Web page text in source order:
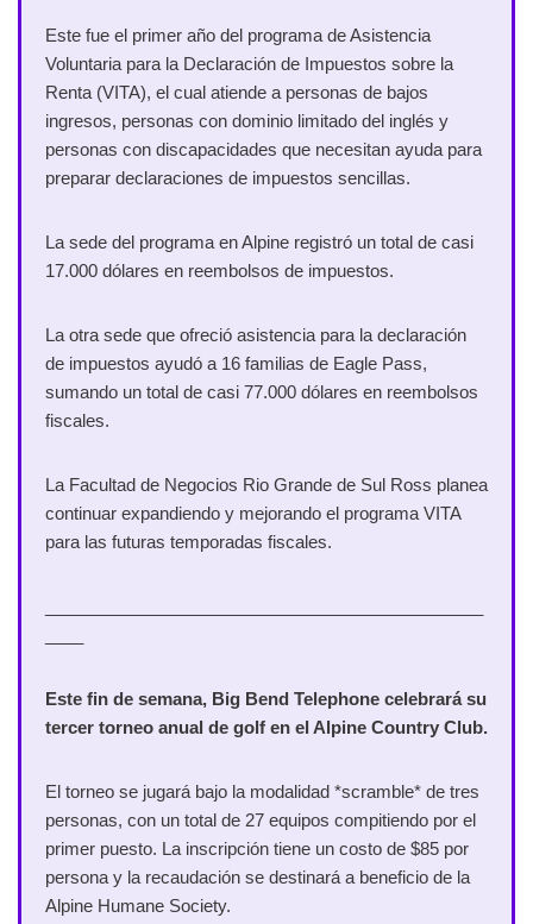
Este fue el primer año del programa de Asistencia
Voluntaria para la Declaración de Impuestos sobre la
Renta (VITA), el cual atiende a personas de bajos
ingresos, personas con dominio limitado del inglés y
personas con discapacidades que necesitan ayuda para
preparar declaraciones de impuestos sencillas.
La sede del programa en Alpine registró un total de casi
17.000 dólares en reembolsos de impuestos.
La otra sede que ofreció asistencia para la declaración
de impuestos ayudó a 16 familias de Eagle Pass,
sumando un total de casi 77.000 dólares en reembolsos
fiscales.
La Facultad de Negocios Rio Grande de Sul Ross planea
continuar expandiendo y mejorando el programa VITA
para las futuras temporadas fiscales.
Este fin de semana, Big Bend Telephone celebrará su
tercer torneo anual de golf en el Alpine Country Club.
El torneo se jugará bajo la modalidad *scramble* de tres
personas, con un total de 27 equipos compitiendo por el
primer puesto. La inscripción tiene un costo de $85 por
persona y la recaudación se destinará a beneficio de la
Alpine Humane Society.